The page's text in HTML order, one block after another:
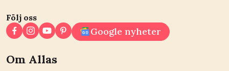
Följ oss
Google nyheter
Om Allas